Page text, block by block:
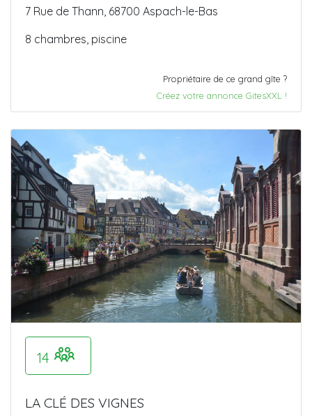
7 Rue de Thann, 68700 Aspach-le-Bas
8 chambres, piscine
Propriétaire de ce grand gîte ?
Créez votre annonce GitesXXL !
14
LA CLÉ DES VIGNES